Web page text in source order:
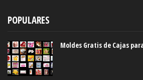
POPULARES
Moldes Gratis de Cajas